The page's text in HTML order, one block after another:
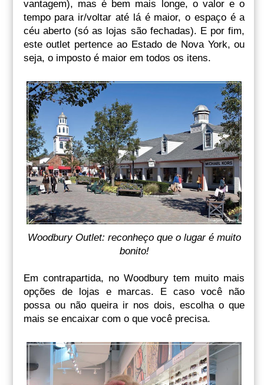
vantagem), mas é bem mais longe, o valor e o
tempo para ir/voltar até lá é maior, o espaço é a
céu aberto (só as lojas são fechadas). E por fim,
este outlet pertence ao Estado de Nova York, ou
seja, o imposto é maior em todos os itens.
Woodbury Outlet: reconheço que o lugar é muito
bonito!
Em contrapartida, no Woodbury tem muito mais
opções de lojas e marcas. E caso você não
possa ou não queira ir nos dois, escolha o que
mais se encaixar com o que você precisa.